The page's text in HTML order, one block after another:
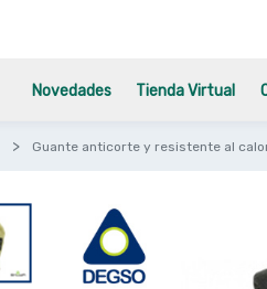
Novedades Tienda Virtual
Guante anticorte y resistente al